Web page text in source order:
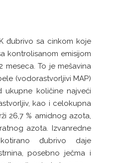
đubrivo sa cinkom koje
kontrolisanom emisijom
To je mešavina
(vodorastvorljivi MAP)
ukupne količine najveći
kao i celokupna
26,7 % amidnog azota,
azota. Izvanredne
đubrivo daje
posebno ječma i